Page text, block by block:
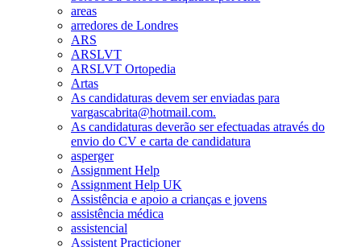
areas
arredores de Londres
ARS
ARSLVT
ARSLVT Ortopedia
Artas
As candidaturas devem ser enviadas para
vargascabrita@hotmail.com.
As candidaturas deverão ser efectuadas através do
envio do CV e carta de candidatura
asperger
Assignment Help
Assignment Help UK
Assistência e apoio a crianças e jovens
assistência médica
assistencial
Assistent Practicioner